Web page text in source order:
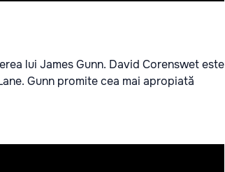
lui James Gunn. David Corenswet este
Gunn promite cea mai apropiată